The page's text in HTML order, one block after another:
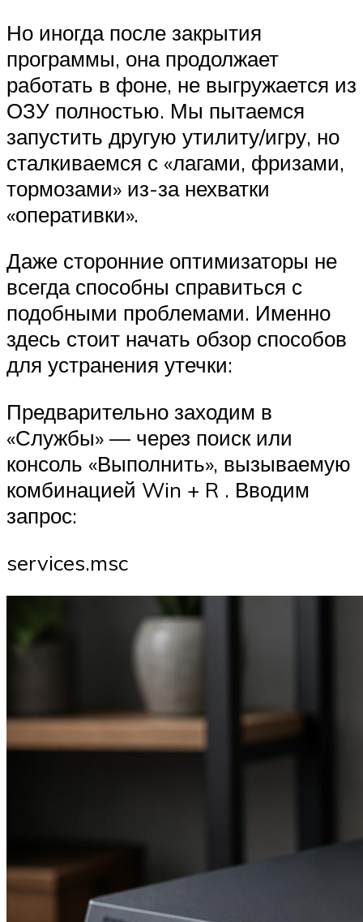
Но иногда после закрытия
программы, она продолжает
работать в фоне, не выгружается из
ОЗУ полностью. Мы пытаемся
запустить другую утилиту/игру, но
сталкиваемся с «лагами, фризами,
тормозами» из-за нехватки
«оперативки».
Даже сторонние оптимизаторы не
всегда способны справиться с
подобными проблемами. Именно
здесь стоит начать обзор способов
для устранения утечки:
Предварительно заходим в
«Службы» — через поиск или
консоль «Выполнить», вызываемую
комбинацией Win + R . Вводим
запрос:
services.msc